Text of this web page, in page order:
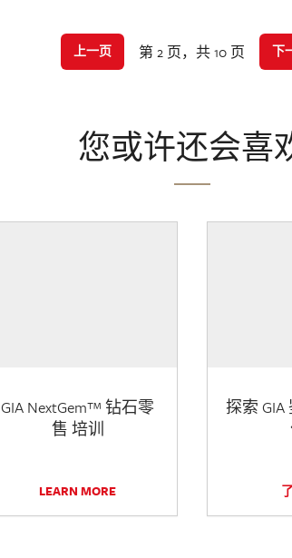
上一页 第 2 页，共 10 页 下
您或许还会喜
GIA NextGem™ 钻石零
售 培训
LEARN MORE
探索